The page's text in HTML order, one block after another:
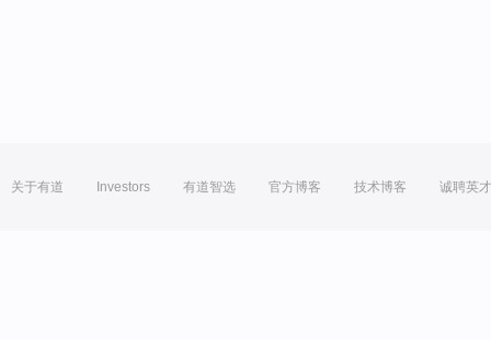
关于有道 Investors 有道智选 官方博客 技术博客 诚聘英才